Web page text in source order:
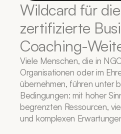
Wildcard für
zertifizierte
Coaching-
Viele Menschen, die in
Organisationen oder im
übernehmen, führen unter
Bedingungen: mit hoher
begrenzten Ressourcen,
und komplexen